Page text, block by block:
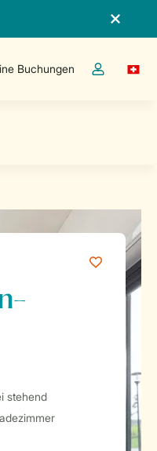
Buchungen
Dropdown-
stehend